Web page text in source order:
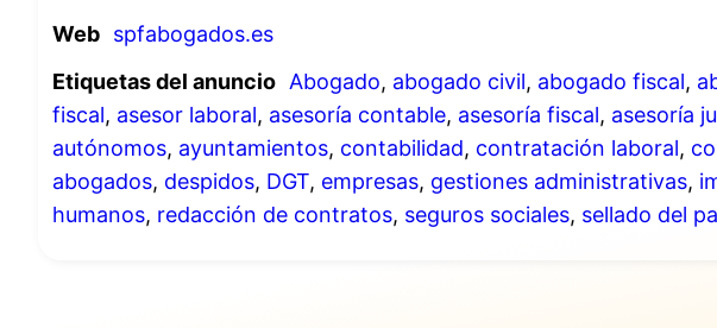
Web spfabogados.es
Etiquetas del anuncio Abogado, abogado civil, abogado fiscal,
fiscal, asesor laboral, asesoría contable, asesoría fiscal, asesoría
autónomos, ayuntamientos, contabilidad, contratación laboral,
abogados, despidos, DGT, empresas, gestiones administrativas,
humanos, redacción de contratos, seguros sociales, sellado del